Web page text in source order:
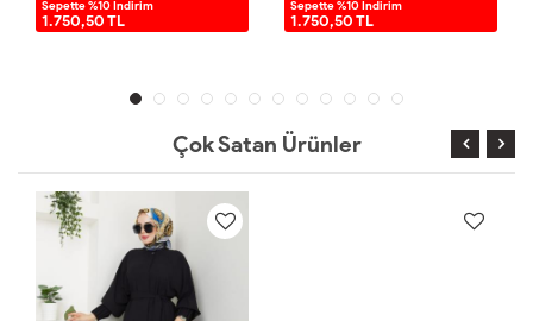
Sepette %10 İndirim
1.750,50 TL
Sepette %10 İndirim
1.750,50 TL
Çok Satan Ürünler